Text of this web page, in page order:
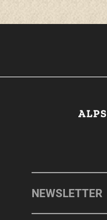
NEWSLETTER